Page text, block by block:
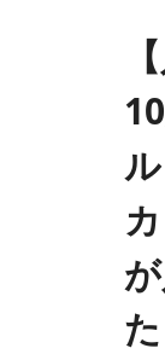
た